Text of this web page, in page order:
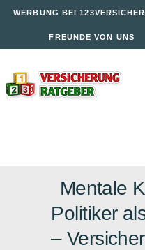
WERBUNG BEI
FREUNDE VON UNS
Mentale
Politiker
–